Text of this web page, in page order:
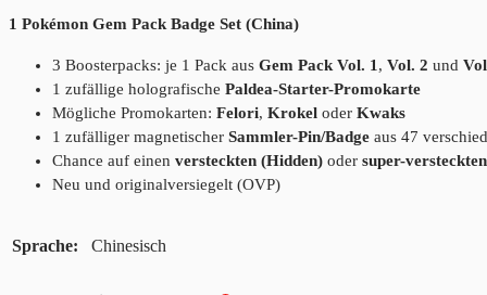
1 Pokémon Gem Pack Badge Set (China)
3 Boosterpacks: je 1 Pack aus Gem Pack Vol. 1 , Vol. 2 und
1 zufällige holografische Paldea-Starter-Promokarte
Mögliche Promokarten: Felori, Krokel oder Kwaks
1 zufälliger magnetischer Sammler-Pin/Badge aus 47
Chance auf einen versteckten (Hidden) oder super-
Neu und originalversiegelt (OVP)
Sprache Chinesisch